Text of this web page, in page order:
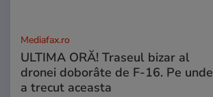
Mediafax.ro
ULTIMA ORĂ! Traseul bizar al
dronei doborâte de F-16. Pe unde
a trecut aceasta